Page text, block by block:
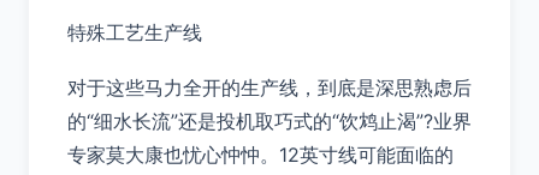
特殊工艺生产线
对于这些马力全开的生产线，到底是深思熟虑后
的“细水长流”还是投机取巧式的“饮鸩止渴”?业界
专家莫大康也忧心忡忡。12英寸线可能面临的